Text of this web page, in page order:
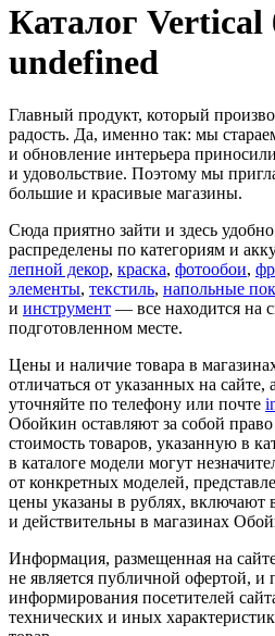
Каталог Vertical
undefined
Главный продукт, который
радость. Да, именно так: мы
и обновление интерьера
и удовольствие. Поэтому мы
большие и красивые магазины.
Сюда приятно зайти и здесь
распределены по категориям и
лепной декор, краска, фотообои,
элементы, текстиль, напольные
и инструмент — все находится на
подготовленном месте.
Цены и наличие товара в
отличаться от указанных на
уточняйте по телефону или почте
Обойкин оставляют за собой
стоимость товаров, указанную в
в каталоге модели могут
от конкретных моделей,
цены указаны в рублях, включают
и действительны в магазинах
Информация, размещенная на
не является публичной офертой, и
информирования посетителей
технических и иных